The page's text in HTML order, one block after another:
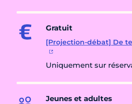
Gratuit
[Projection-débat] De
Uniquement sur
Jeunes et adultes